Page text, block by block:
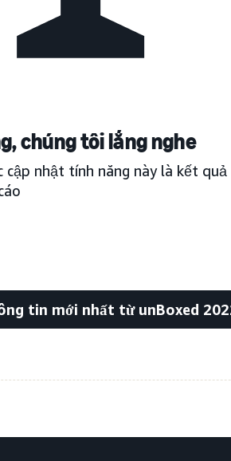
chúng tôi lắng nghe
nhật tính năng này là kết quả
tin mới nhất từ unBoxed